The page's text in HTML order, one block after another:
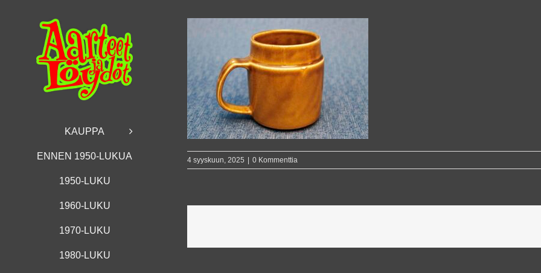
KAUPPA
ENNEN 1950-LUKUA
1950-LUKU
1960-LUKU
1970-LUKU
1980-LUKU
4 syyskuun, 2025 0 Kommenttia